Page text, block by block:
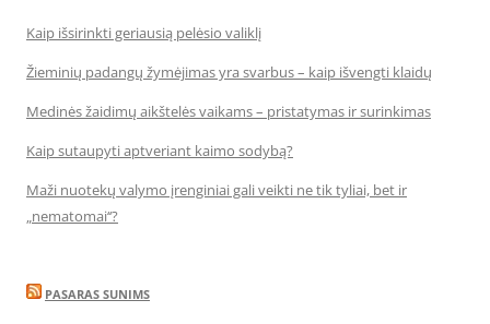
Kaip išsirinkti geriausią pelėsio valiklį
Žieminių padangų žymėjimas yra svarbus – kaip išvengti klaidų
Medinės žaidimų aikštelės vaikams – pristatymas ir surinkimas
Kaip sutaupyti aptveriant kaimo sodybą?
Maži nuotekų valymo įrenginiai gali veikti ne tik tyliai, bet ir
„nematomai‘‘?
PASARAS SUNIMS